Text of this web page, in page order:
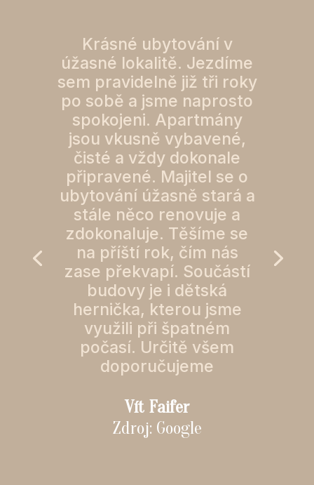
Krásné ubytování v
úžasné lokalitě. Jezdíme
sem pravidelně již tři roky
po sobě a jsme naprosto
spokojeni. Apartmány
jsou vkusně vybavené,
čisté a vždy dokonale
připravené. Majitel se o
ubytování úžasně stará a
stále něco renovuje a
zdokonaluje. Těšíme se
na příští rok, čím nás
zase překvapí. Součástí
budovy je i dětská
hernička, kterou jsme
využili při špatném
počasí. Určitě všem
doporučujeme
Vít Faifer
Zdroj: Google